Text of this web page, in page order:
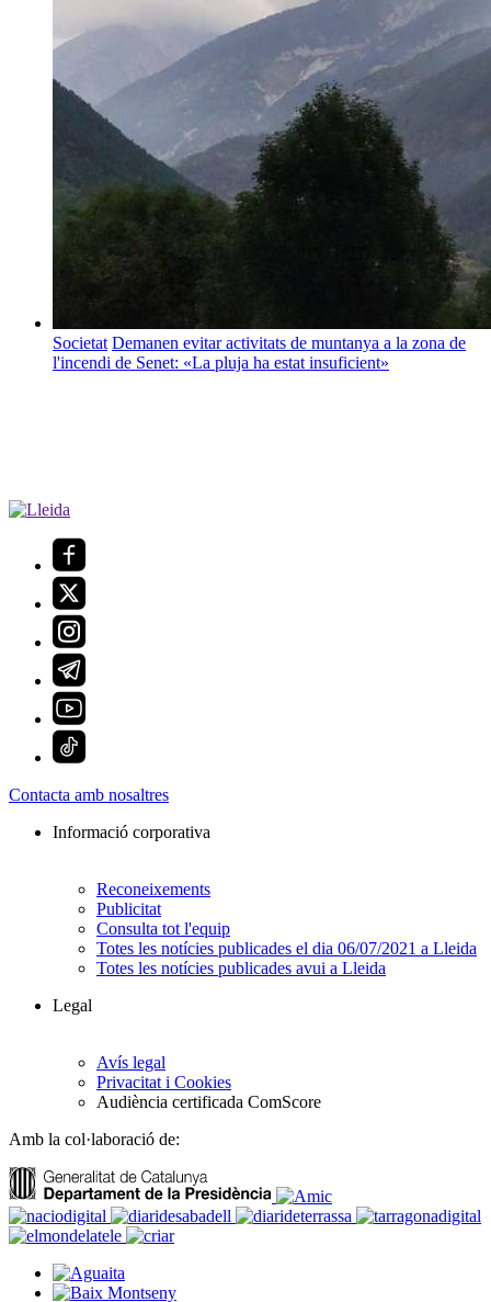
Societat Demanen evitar activitats de muntanya a la zona de
l'incendi de Senet: «La pluja ha estat insuficient»
Contacta amb nosaltres
Informació corporativa
Reconeixements
Publicitat
Consulta tot l'equip
Totes les notícies publicades el dia 06/07/2021 a Lleida
Totes les notícies publicades avui a Lleida
Legal
Avís legal
Privacitat i Cookies
Audiència certificada ComScore
Amb la col·laboració de: